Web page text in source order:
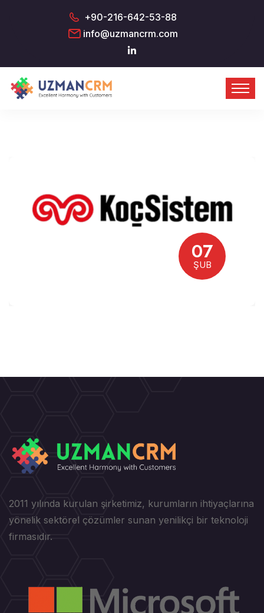
+90-216-642-53-88
info@uzmancrm.com
07
ŞUB
2011 yılında kurulan şirketimiz, kurumların ihtiyaçlarına
yönelik sektörel çözümler sunan yenilikçi bir teknoloji
firmasıdır.